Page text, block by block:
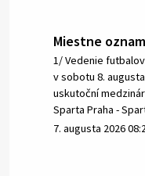
Miestne
1/ Vedenie
v sobotu 8.
uskutoční
Sparta Praha -
7. augusta 2026